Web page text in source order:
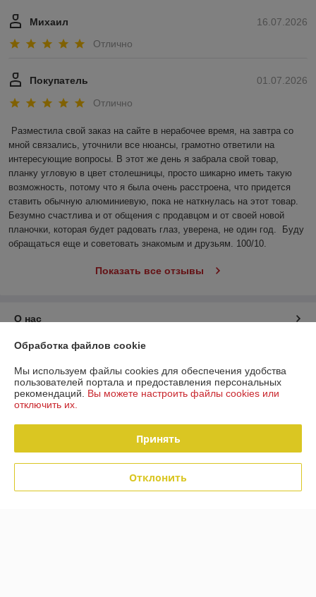
16.07.2026
Михаил
Отлично
01.07.2026
Покупатель
Отлично
Разместила свой заказ на сайте в нерабочее время, на завтра со
мной связались, уточнили все нюансы, грамотно ответили на
интересующие вопросы. В этот же день я забрала свой товар,
планку угловую в цвет столешницы, просто шикарно иметь такую
возможность, потому что я была очень расстроена, что придется
ставить обычную алюминиевую, пока не наткнулась на этот товар.
Безумно счастлива и от общения с продавцом и от своей новой
планочки, которая будет радовать глаз, уверена, не один год.  Буду
обращаться еще и советовать знакомым и друзьям. 100/10.
Показать все отзывы
О нас
Контакты
Доставка и оплата
Полная версия сайта
Политика обработки cookies
Обработка файлов cookie
Мы используем файлы cookies для обеспечения удобства
пользователей портала и предоставления персональных
рекомендаций. Вы можете настроить файлы cookies или
отключить их.
Принять
Отклонить